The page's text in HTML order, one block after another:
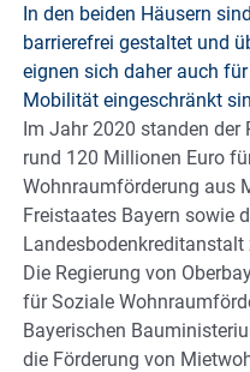
In den beiden Häusern
barrierefrei gestaltet und
eignen sich daher auch
Mobilität eingeschränkt
Im Jahr 2020 standen der
rund 120 Millionen Euro
Wohnraumförderung aus
Freistaates Bayern sowie
Landesbodenkreditanstalt
Die Regierung von
für Soziale
Bayerischen
die Förderung von